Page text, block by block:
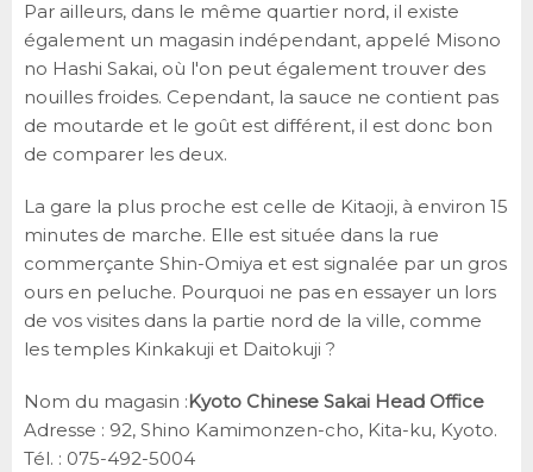
Par ailleurs, dans le même quartier nord, il existe
également un magasin indépendant, appelé Misono
no Hashi Sakai, où l'on peut également trouver des
nouilles froides. Cependant, la sauce ne contient pas
de moutarde et le goût est différent, il est donc bon
de comparer les deux.
La gare la plus proche est celle de Kitaoji, à environ 15
minutes de marche. Elle est située dans la rue
commerçante Shin-Omiya et est signalée par un gros
ours en peluche. Pourquoi ne pas en essayer un lors
de vos visites dans la partie nord de la ville, comme
les temples Kinkakuji et Daitokuji ?
Nom du magasin :Kyoto Chinese Sakai Head Office
Adresse : 92, Shino Kamimonzen-cho, Kita-ku, Kyoto.
Tél. : 075-492-5004